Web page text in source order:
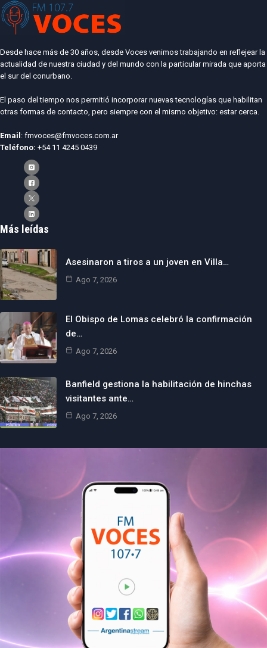
Desde hace más de 30 años, desde Voces venimos trabajando en reflejear la
actualidad de nuestra ciudad y del mundo con la particular mirada que aporta
el sur del conurbano.
El paso del tiempo nos permitió incorporar nuevas tecnologías que habilitan
otras formas de contacto, pero siempre con el mismo objetivo: estar cerca.
Email : fmvoces@fmvoces.com.ar
Teléfono: +54 11 4245 0439
Más leídas
Asesinaron a tiros a un joven en Villa…
Ago 7, 2026
El Obispo de Lomas celebró la confirmación
de…
Ago 7, 2026
Banfield gestiona la habilitación de hinchas
visitantes ante…
Ago 7, 2026